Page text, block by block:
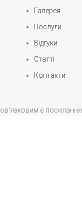
Галерея
Послуги
Відгуки
Статті
Контакти
є